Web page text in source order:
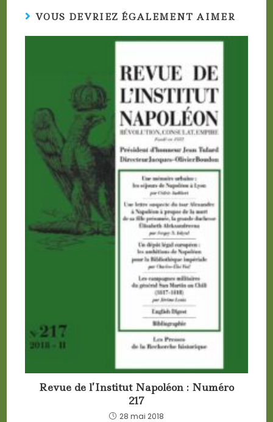
VOUS DEVRIEZ ÉGALEMENT AIMER
Revue de l’Institut Napoléon : Numéro
217
28 mai 2018